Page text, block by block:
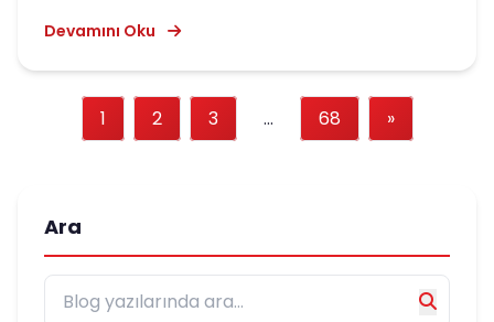
Devamını Oku
1 2 3 ... 68 »
Ara